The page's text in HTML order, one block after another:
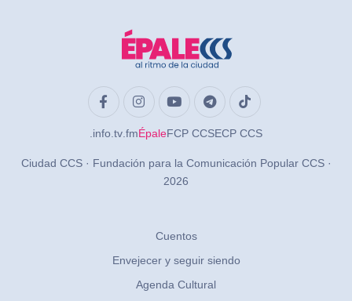
.info .tv .fmÉpaleFCP CCSECP CCS
Ciudad CCS · Fundación para la Comunicación Popular CCS ·
2026
Cuentos
Envejecer y seguir siendo
Agenda Cultural